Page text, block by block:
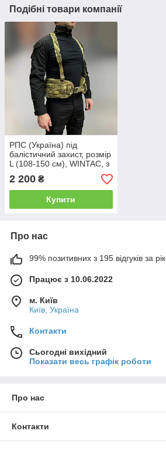
Подібні товари компанії
РПС (Україна) під
балістичний захист, розмір
L (108-150 см), WINTAC, з
Мультикам, жилет
розвантажувальний,
2 200 ₴
Купити
Про нас
99% позитивних з 195 відгуків за рік
Працює з 10.06.2022
м. Київ
Київ, Україна
Контакти
Сьогодні вихідний
Показати весь графік роботи
Про нас
Контакти